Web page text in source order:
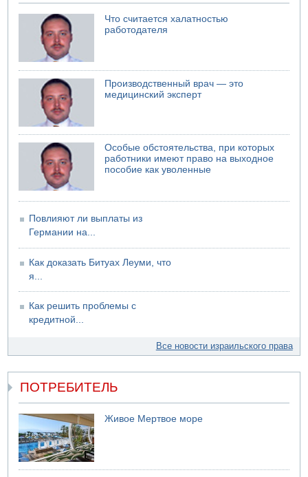
Что считается халатностью
работодателя
Производственный врач — это
медицинский эксперт
Особые обстоятельства, при которых
работники имеют право на выходное
пособие как уволенные
Повлияют ли выплаты из
Германии на...
Как доказать Битуах Леуми, что
я...
Как решить проблемы с
кредитной...
Все новости израильского права
ПОТРЕБИТЕЛЬ
Живое Мертвое море